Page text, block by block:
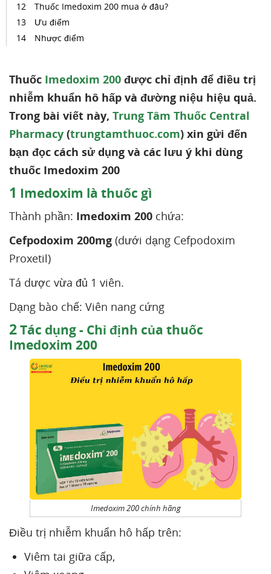
Thuốc Imedoxim 200 mua ở đâu?
Ưu điểm
Nhược điểm
Thuốc Imedoxim 200 được chỉ định để điều trị
nhiễm khuẩn hô hấp và đường niệu hiệu quả.
Trong bài viết này, Trung Tâm Thuốc Central
Pharmacy (trungtamthuoc.com) xin gửi đến
bạn đọc cách sử dụng và các lưu ý khi dùng
thuốc Imedoxim 200
1 Imedoxim là thuốc gì
Thành phần: Imedoxim 200 chứa:
Cefpodoxim 200mg (dưới dạng Cefpodoxim
Proxetil)
Tá dược vừa đủ 1 viên.
Dạng bào chế: Viên nang cứng
2Tác dụng - Chỉ định của thuốc
Imedoxim 200
Imedoxim 200 chính hãng
Điều trị nhiễm khuẩn hô hấp trên:
Viêm tai giữa cấp,